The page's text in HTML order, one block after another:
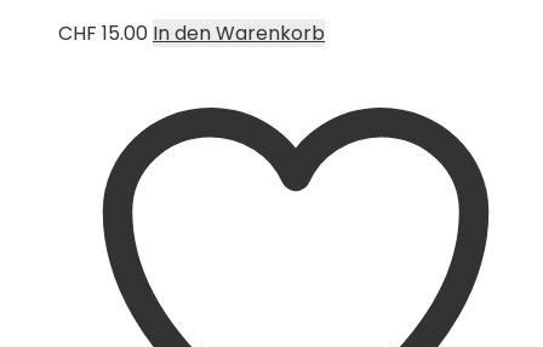
CHF 15.00 In den Warenkorb